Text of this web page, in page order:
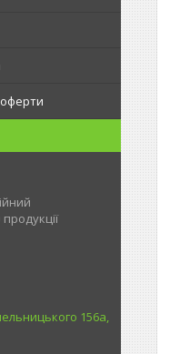
оферти
156а,